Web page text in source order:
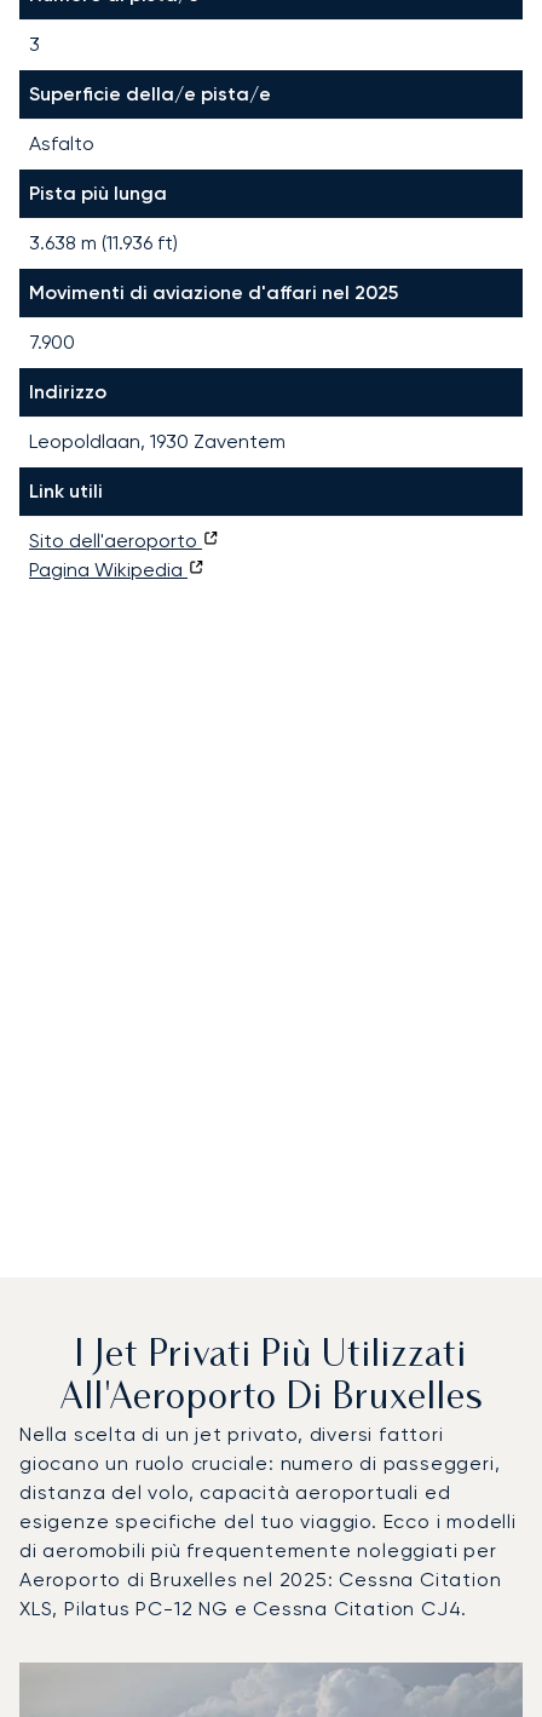
3
Superficie della/e pista/e
Asfalto
Pista più lunga
3.638 m (11.936 ft)
Movimenti di aviazione d'affari nel 2025
7.900
Indirizzo
Leopoldlaan, 1930 Zaventem
Link utili
Sito dell'aeroporto
Pagina Wikipedia
I Jet Privati Più Utilizzati
All'Aeroporto Di Bruxelles
Nella scelta di un jet privato, diversi fattori
giocano un ruolo cruciale: numero di passeggeri,
distanza del volo, capacità aeroportuali ed
esigenze specifiche del tuo viaggio. Ecco i modelli
di aeromobili più frequentemente noleggiati per
Aeroporto di Bruxelles nel 2025: Cessna Citation
XLS, Pilatus PC-12 NG e Cessna Citation CJ4.
Modello di aeromobile
Movimenti
Velocità (km/h)